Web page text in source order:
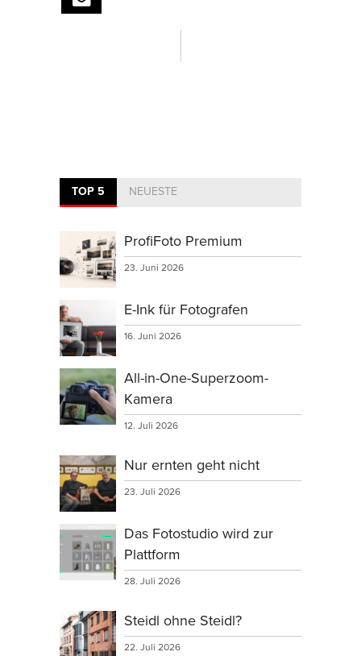
TOP 5 NEUESTE
ProfiFoto Premium
23. Juni 2026
E-Ink für Fotografen
16. Juni 2026
All-in-One-Superzoom-
Kamera
12. Juli 2026
Nur ernten geht nicht
23. Juli 2026
Das Fotostudio wird zur
Plattform
28. Juli 2026
Steidl ohne Steidl?
22. Juli 2026